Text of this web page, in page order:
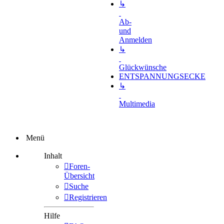
↳
Ab-
und
Anmelden
↳
Glückwünsche
ENTSPANNUNGSECKE
↳
Multimedia
Menü
Inhalt
Foren-
Übersicht
Suche
Registrieren
Hilfe